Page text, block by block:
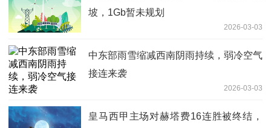
坡，1Gb暂未规划
2026-03-03
中东部雨雪缩减西南阴雨持续，弱冷空气
接连来袭
2026-03-03
皇马西甲主场对赫塔费16连胜被终结，